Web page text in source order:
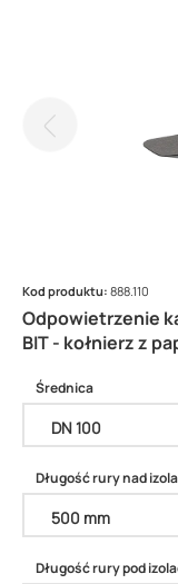
Odpowietrzenie
BIT - kołnierz z
Kod produktu: 888.110
Średnica
Długość rury nad
Długość rury pod